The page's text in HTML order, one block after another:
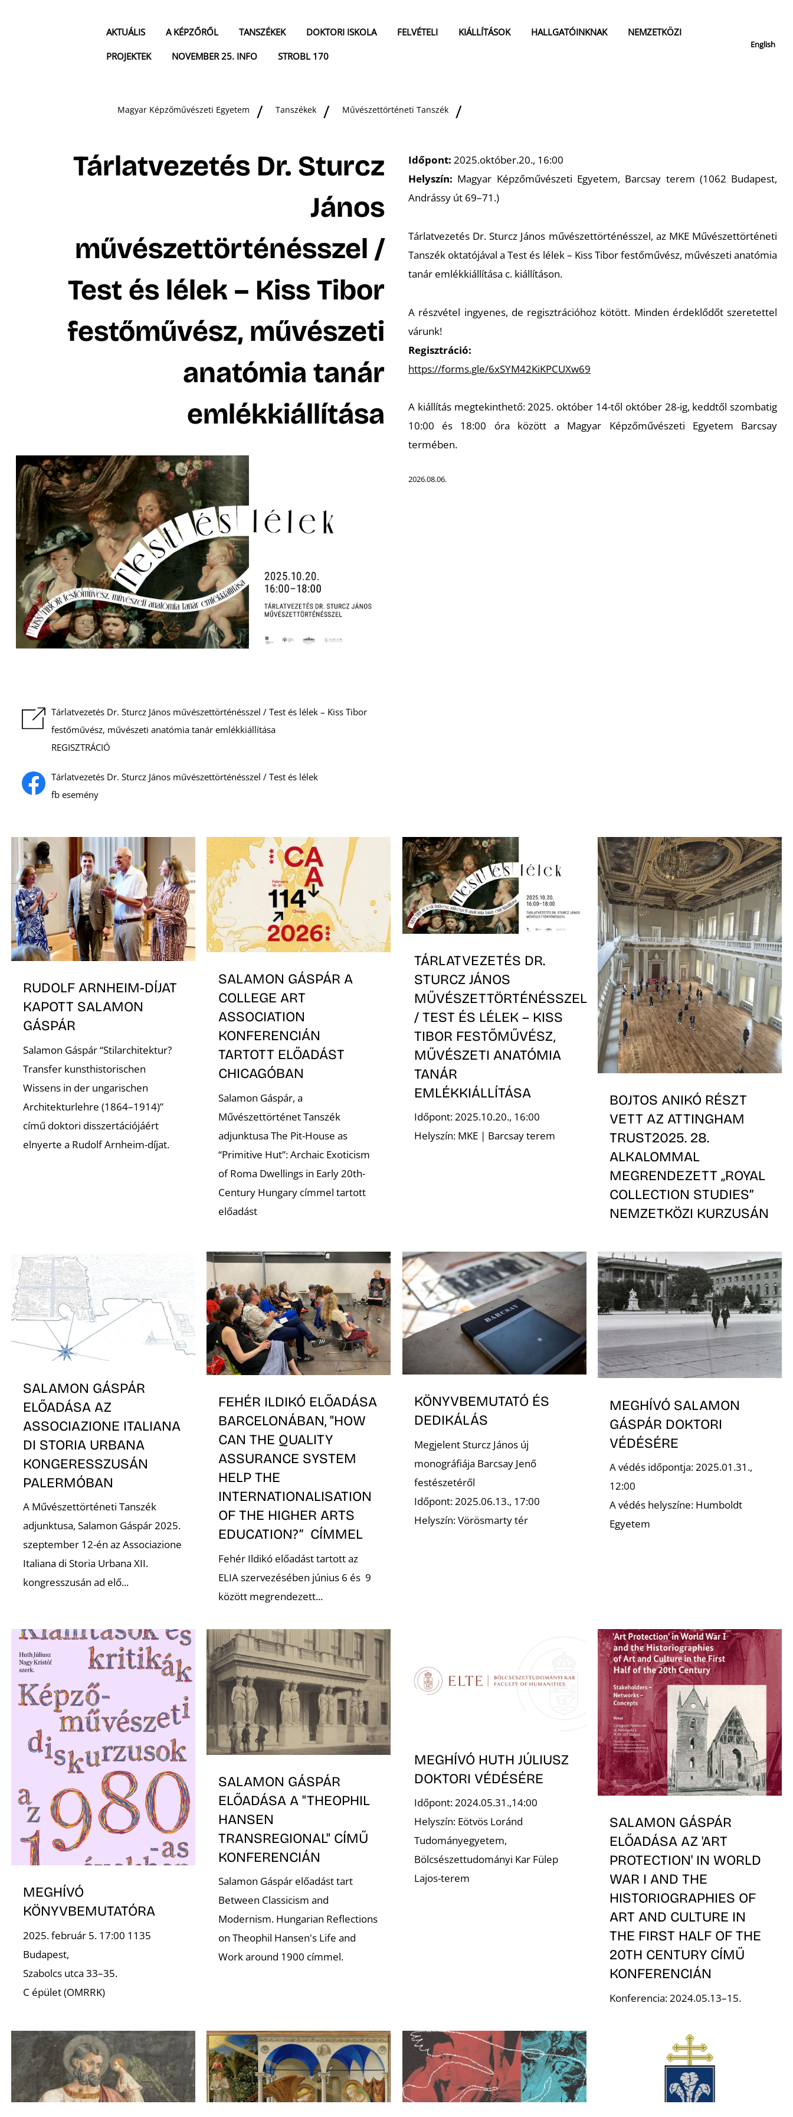
AKTUÁLIS A KÉPZŐRŐL TANSZÉKEK DOKTORI ISKOLA FELVÉTELI KIÁLLÍTÁSOK HALLGATÓINKNAK
NEMZETKÖZI
PROJEKTEK
NOVEMBER 25. INFO STROBL 170
English
Magyar Képzőművészeti Egyetem Tanszékek Művészettörténeti Tanszék
Tárlatvezetés Dr. Sturcz
János
művészettörténésszel /
Test és lélek – Kiss Tibor
festőművész, művészeti
anatómia tanár
emlékkiállítása
Tárlatvezetés Dr. Sturcz János művészettörténésszel / Test és lélek – Kiss Tibor
festőművész, művészeti anatómia tanár emlékkiállítása
REGISZTRÁCIÓ
Tárlatvezetés Dr. Sturcz János művészettörténésszel / Test és lélek
fb esemény
Időpont: 2025.október.20., 16:00
Helyszín: Magyar Képzőművészeti Egyetem, Barcsay terem (1062 Budapest,
Andrássy út 69–71.)
Tárlatvezetés Dr. Sturcz János művészettörténésszel, az MKE Művészettörténeti
Tanszék oktatójával a Test és lélek – Kiss Tibor festőművész, művészeti anatómia
tanár emlékkiállítása c. kiállításon.
A részvétel ingyenes, de regisztrációhoz kötött. Minden érdeklődőt szeretettel
várunk!
Regisztráció:
https://forms.gle/6xSYM42KiKPCUXw69
A kiállítás megtekinthető: 2025. október 14-től október 28-ig, keddtől szombatig
10:00 és 18:00 óra között a Magyar Képzőművészeti Egyetem Barcsay
termében.
2026.08.06.
RUDOLF ARNHEIM-DÍJAT
KAPOTT SALAMON
GÁSPÁR
Salamon Gáspár “Stilarchitektur?
Transfer kunsthistorischen
Wissens in der ungarischen
Architekturlehre (1864–1914)”
című doktori disszertációjáért
elnyerte a Rudolf Arnheim-díjat.
SALAMON GÁSPÁR A
COLLEGE ART
ASSOCIATION
KONFERENCIÁN
TARTOTT ELŐADÁST
CHICAGÓBAN
Salamon Gáspár, a
Művészettörténet Tanszék
adjunktusa The Pit-House as
“Primitive Hut”: Archaic Exoticism
of Roma Dwellings in Early 20th-
Century Hungary címmel tartott
előadást
TÁRLATVEZETÉS DR.
STURCZ JÁNOS
MŰVÉSZETTÖRTÉNÉSSZEL
/ TEST ÉS LÉLEK – KISS
TIBOR FESTŐMŰVÉSZ,
MŰVÉSZETI ANATÓMIA
TANÁR
EMLÉKKIÁLLÍTÁSA
Időpont: 2025.10.20., 16:00
Helyszín: MKE | Barcsay terem
BOJTOS ANIKÓ RÉSZT
VETT AZ ATTINGHAM
TRUST2025. 28.
ALKALOMMAL
MEGRENDEZETT „ROYAL
COLLECTION STUDIES”
NEMZETKÖZI KURZUSÁN
SALAMON GÁSPÁR
ELŐADÁSA AZ
ASSOCIAZIONE ITALIANA
DI STORIA URBANA
KONGERESSZUSÁN
PALERMÓBAN
A Művészettörténeti Tanszék
adjunktusa, Salamon Gáspár 2025.
szeptember 12-én az Associazione
Italiana di Storia Urbana XII.
kongresszusán ad elő...
FEHÉR ILDIKÓ ELŐADÁSA
BARCELONÁBAN, "HOW
CAN THE QUALITY
ASSURANCE SYSTEM
HELP THE
INTERNATIONALISATION
OF THE HIGHER ARTS
EDUCATION?” CÍMMEL
Fehér Ildikó előadást tartott az
ELIA szervezésében június 6 és 9
között megrendezett...
KÖNYVBEMUTATÓ ÉS
DEDIKÁLÁS
Megjelent Sturcz János új
monográfiája Barcsay Jenő
festészetéről
Időpont: 2025.06.13., 17:00
Helyszín: Vörösmarty tér
MEGHÍVÓ SALAMON
GÁSPÁR DOKTORI
VÉDÉSÉRE
A védés időpontja: 2025.01.31.,
12:00
A védés helyszíne: Humboldt
Egyetem
MEGHÍVÓ
KÖNYVBEMUTATÓRA
2025. február 5. 17:00 1135
Budapest,
Szabolcs utca 33–35.
C épület (OMRRK)
SALAMON GÁSPÁR
ELŐADÁSA A "THEOPHIL
HANSEN
TRANSREGIONAL" CÍMŰ
KONFERENCIÁN
Salamon Gáspár előadást tart
Between Classicism and
Modernism. Hungarian Reflections
on Theophil Hansen's Life and
Work around 1900 címmel.
MEGHÍVÓ HUTH JÚLIUSZ
DOKTORI VÉDÉSÉRE
Időpont: 2024.05.31.,14:00
Helyszín: Eötvös Loránd
Tudományegyetem,
Bölcsészettudományi Kar Fülep
Lajos-terem
SALAMON GÁSPÁR
ELŐADÁSA AZ 'ART
PROTECTION' IN WORLD
WAR I AND THE
HISTORIOGRAPHIES OF
ART AND CULTURE IN
THE FIRST HALF OF THE
20TH CENTURY CÍMŰ
KONFERENCIÁN
Konferencia: 2024.05.13–15.